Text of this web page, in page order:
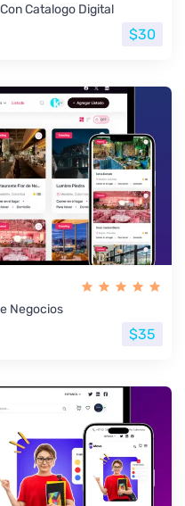
Catalogo Digital
$30
Negocios
$35